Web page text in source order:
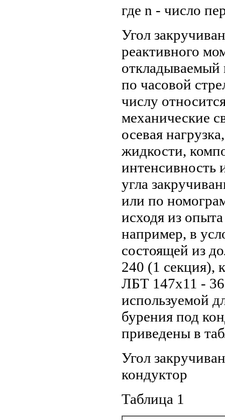
где n - число
Угол
реактивного
откладываемый
по часовой
числу
механические
осевая
жидкости,
интенсивность
угла
или по
исходя из
например, в
состоящей из
240 (1 секция),
ЛБТ 147х11 -
используемой
бурения под
приведены в
Угол
кондуктор
Таблица 1